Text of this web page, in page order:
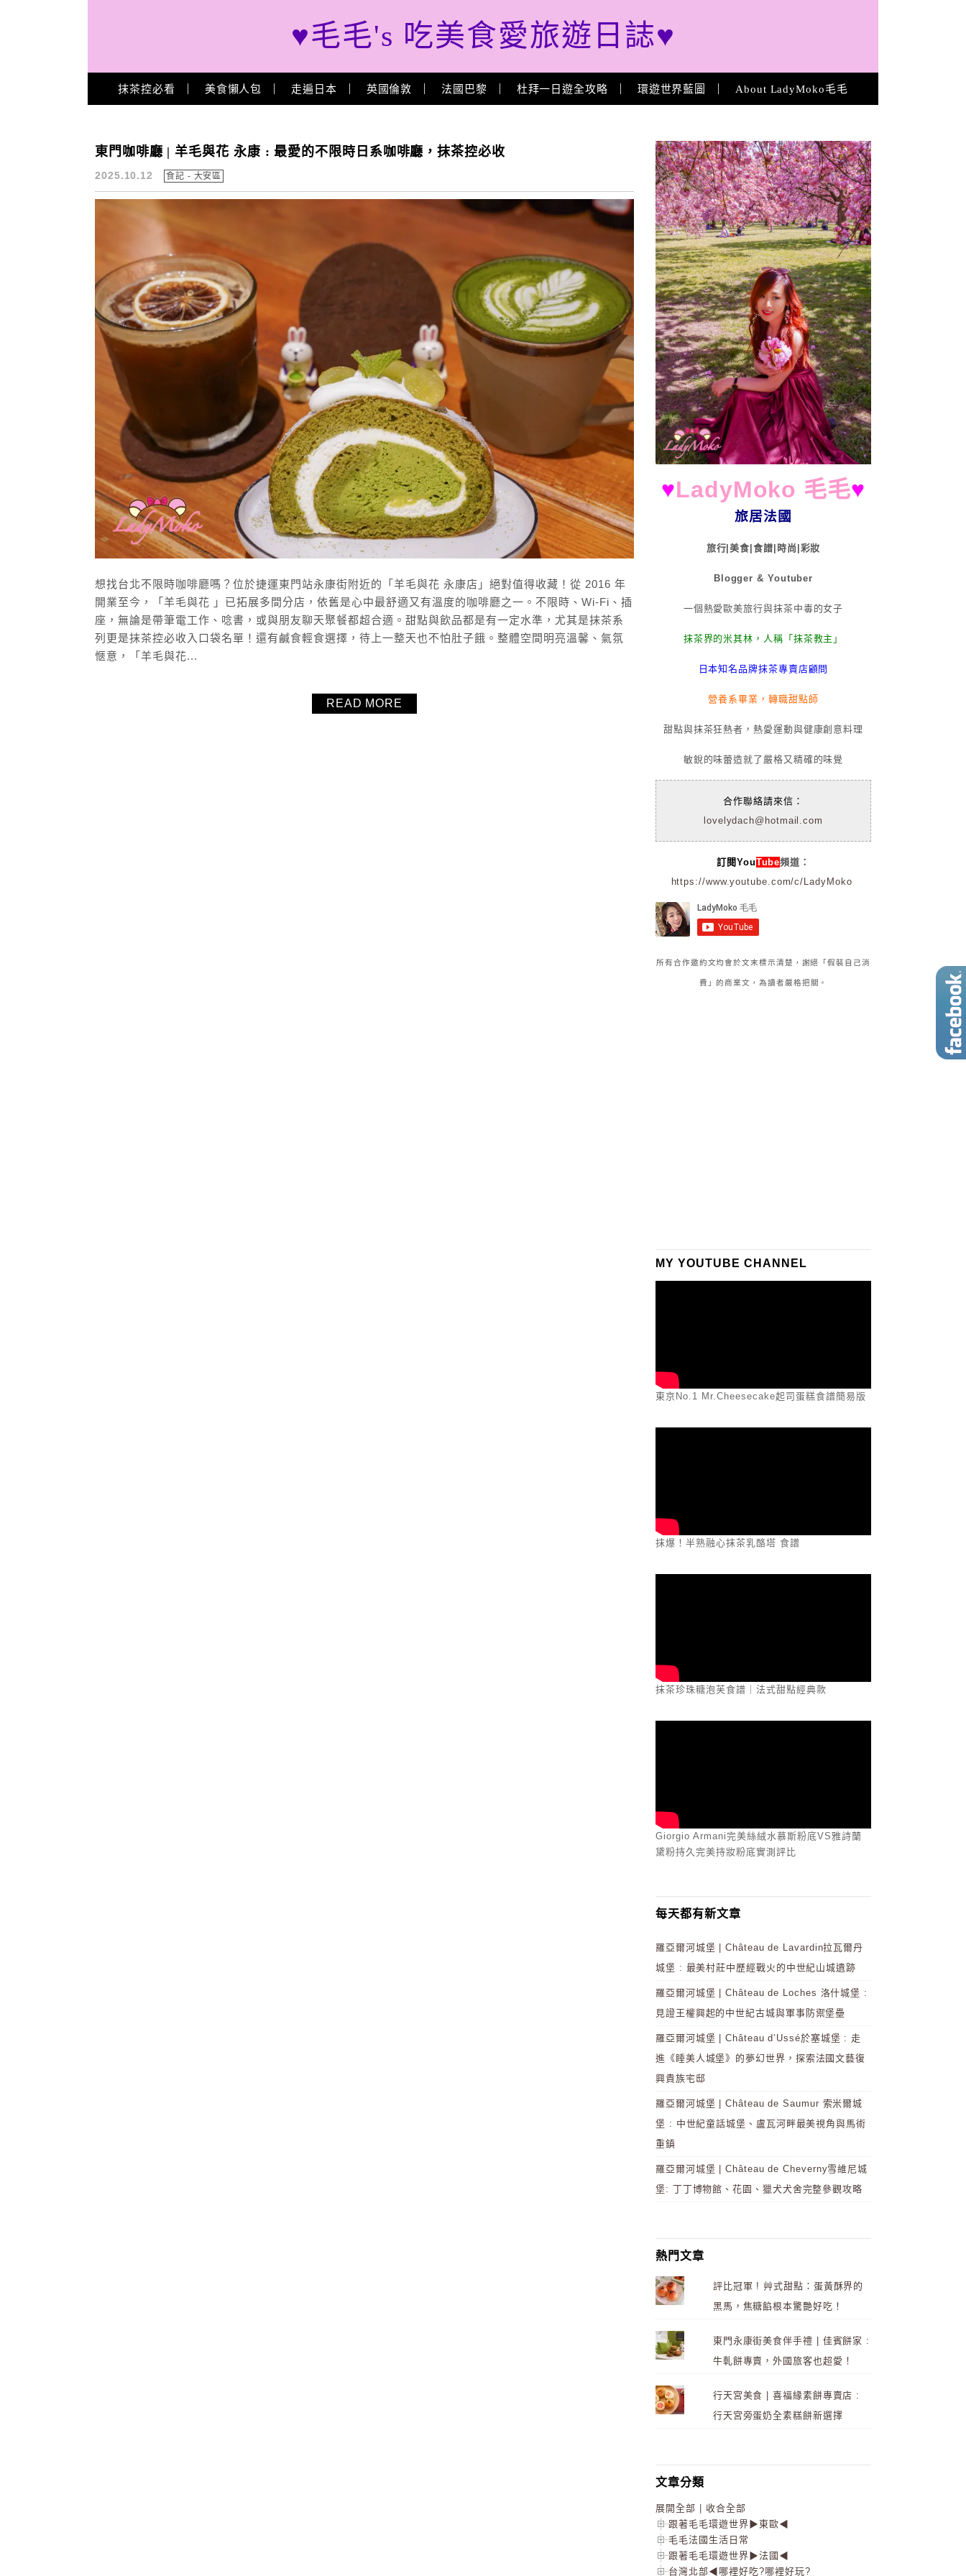
♥毛毛's 吃美食愛旅遊日誌♥
Main Menu
抹茶控必看 美食懶人包 走遍日本 英國倫敦 法國巴黎 杜拜一日遊全攻略 環遊世界藍圖 About LadyMoko毛毛
羊毛與花 永康菜單
東門咖啡廳 | 羊毛與花 永康 : 最愛的不限時日系咖啡廳，抹茶控必收
2025.10.12 食記 - 大安區
想找台北不限時咖啡廳嗎？位於捷運東門站永康街附近的「羊毛與花 永康店」絕對值得收藏！從 2016 年
開業至今，「羊毛與花 」已拓展多間分店，依舊是心中最舒適又有溫度的咖啡廳之一。不限時、Wi-Fi、插
座，無論是帶筆電工作、唸書，或與朋友聊天聚餐都超合適。甜點與飲品都是有一定水準，尤其是抹茶系
列更是抹茶控必收入口袋名單！還有鹹食輕食選擇，待上一整天也不怕肚子餓。整體空間明亮溫馨、氣氛
愜意，「羊毛與花...
READ MORE
About
♥LadyMoko 毛毛♥
旅居法國
旅行|美食|食譜|時尚|彩妝
Blogger & Youtuber
一個熱愛歐美旅行與抹茶中毒的女子
抹茶界的米其林，人稱「抹茶教主」
日本知名品牌抹茶專賣店顧問
營養系畢業，轉職甜點師
甜點與抹茶狂熱者，熱愛運動與健康創意料理
敏銳的味蕾造就了嚴格又精確的味覺
合作聯絡請來信：
lovelydach@hotmail.com
訂閱YouTube頻道：
https://www.youtube.com/c/LadyMoko
所有合作邀約文均會於文末標示清楚，謝絕「假裝自己消
費」的商業文，為讀者嚴格把關。
MY YOUTUBE CHANNEL
東京No.1 Mr.Cheesecake起司蛋糕食譜簡易版
抹爆！半熟融心抹茶乳酪塔 食譜
抹茶珍珠糖泡芙食譜｜法式甜點經典款
Giorgio Armani完美絲絨水慕斯粉底VS雅詩蘭
黛粉持久完美持妝粉底實測評比
每天都有新文章
羅亞爾河城堡 | Château de Lavardin拉瓦爾丹
城堡 : 最美村莊中歷經戰火的中世紀山城遺跡
羅亞爾河城堡 | Château de Loches 洛什城堡 :
見證王權興起的中世紀古城與軍事防禦堡壘
羅亞爾河城堡 | Château d’Ussé於塞城堡 : 走
進《睡美人城堡》的夢幻世界，探索法國文藝復
興貴族宅邸
羅亞爾河城堡 | Château de Saumur 索米爾城
堡 : 中世紀童話城堡、盧瓦河畔最美視角與馬術
重鎮
羅亞爾河城堡 | Château de Cheverny雪維尼城
堡: 丁丁博物館、花園、獵犬犬舍完整參觀攻略
熱門文章
評比冠軍 ! 艸式甜點：蛋黃酥界的
黑馬，焦糖餡根本驚艷好吃！
東門永康街美食伴手禮 | 佳賓餅家 :
牛軋餅專賣，外國旅客也超愛！
行天宮美食 | 喜福緣素餅專賣店 :
行天宮旁蛋奶全素糕餅新選擇
文章分類
展開全部
收合全部
跟著毛毛環遊世界▶東歐◀
毛毛法國生活日常
跟著毛毛環遊世界▶法國◀
台灣北部◀哪裡好吃?哪裡好玩?